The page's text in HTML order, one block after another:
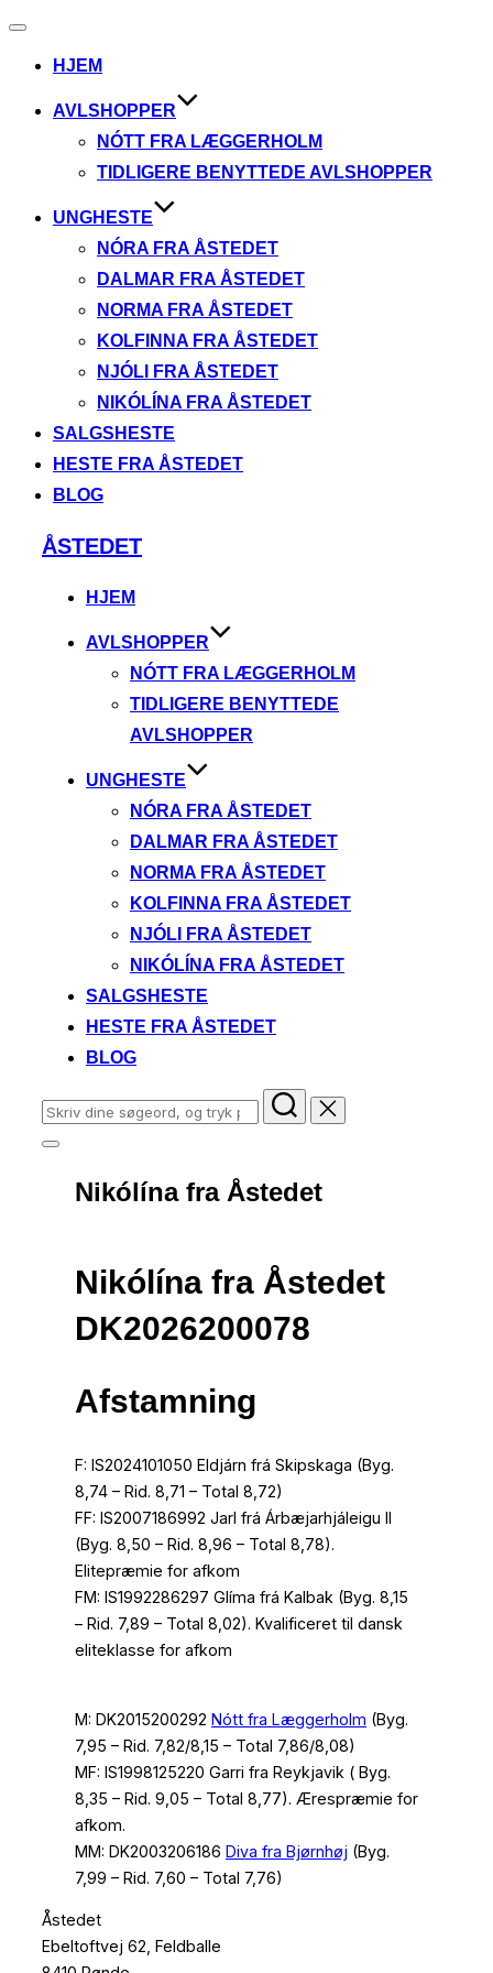
Slå
til/fra
HJEM
AVLSHOPPER
NÓTT FRA LÆGGERHOLM
TIDLIGERE BENYTTEDE AVLSHOPPER
UNGHESTE
NÓRA FRA ÅSTEDET
DALMAR FRA ÅSTEDET
NORMA FRA ÅSTEDET
KOLFINNA FRA ÅSTEDET
NJÓLI FRA ÅSTEDET
NIKÓLÍNA FRA ÅSTEDET
SALGSHESTE
HESTE FRA ÅSTEDET
BLOG
VidereÅSTEDET
HJEM
AVLSHOPPER
NÓTT FRA LÆGGERHOLM
TIDLIGERE BENYTTEDE
AVLSHOPPER
UNGHESTE
NÓRA FRA ÅSTEDET
DALMAR FRA ÅSTEDET
NORMA FRA ÅSTEDET
KOLFINNA FRA ÅSTEDET
NJÓLI FRA ÅSTEDET
NIKÓLÍNA FRA ÅSTEDET
SALGSHESTE
HESTE FRA ÅSTEDET
BLOG
Søg
efter:
Slå
sidekolonne
Nikólína fra Åstedet
Nikólína fra Åstedet
DK2026200078
Afstamning
F: IS2024101050 Eldjárn frá Skipskaga (Byg.
8,74 – Rid. 8,71 – Total 8,72)
FF: IS2007186992 Jarl frá Árbæjarhjáleigu II
(Byg. 8,50 – Rid. 8,96 – Total 8,78).
Elitepræmie for afkom
FM: IS1992286297 Glíma frá Kalbak (Byg. 8,15
– Rid. 7,89 – Total 8,02). Kvalificeret til dansk
eliteklasse for afkom
M: DK2015200292 Nótt fra Læggerholm (Byg.
7,95 – Rid. 7,82/8,15 – Total 7,86/8,08)
MF: IS1998125220 Garri fra Reykjavik ( Byg.
8,35 – Rid. 9,05 – Total 8,77). Ærespræmie for
afkom.
MM: DK2003206186 Diva fra Bjørnhøj (Byg.
7,99 – Rid. 7,60 – Total 7,76)
Åstedet
Ebeltoftvej 62, Feldballe